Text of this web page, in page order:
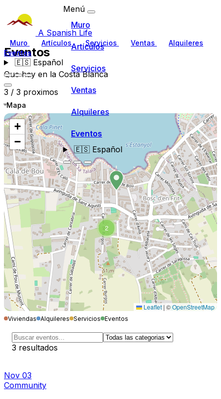
A Spanish Life
Muro Artículos Servicios Ventas
Alquileres
Eventos
🇪🇸Español
Menú
Muro
Artículos
Servicios
Ventas
Alquileres
Eventos
🇪🇸Español
Eventos
Que hay en la Costa Blanca
3 / 3 proximos
Mapa
2
+
−
Leaflet | ©OpenStreetMap
Viviendas Alquileres Servicios Eventos
3 resultados
Nov 03
Community